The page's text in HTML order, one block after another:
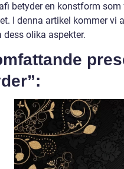
betyder en konstform
I denna artikel kommer vi
dess olika aspekter.